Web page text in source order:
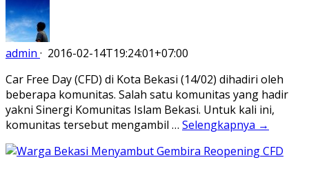
admin · 2016-02-14T19:24:01+07:00
Car Free Day (CFD) di Kota Bekasi (14/02) dihadiri oleh
beberapa komunitas. Salah satu komunitas yang hadir
yakni Sinergi Komunitas Islam Bekasi. Untuk kali ini,
komunitas tersebut mengambil … Selengkapnya →